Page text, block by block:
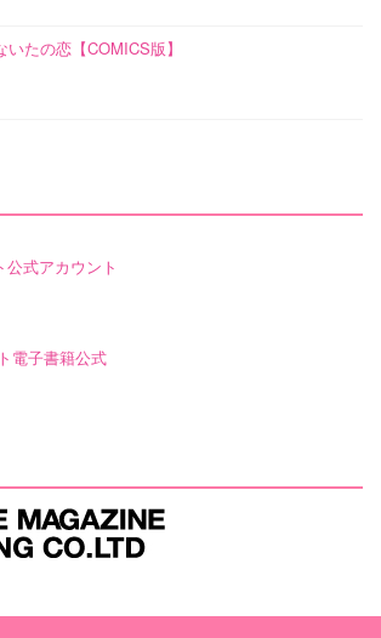
いたの恋【COMICS版】
公式アカウント
電子書籍公式